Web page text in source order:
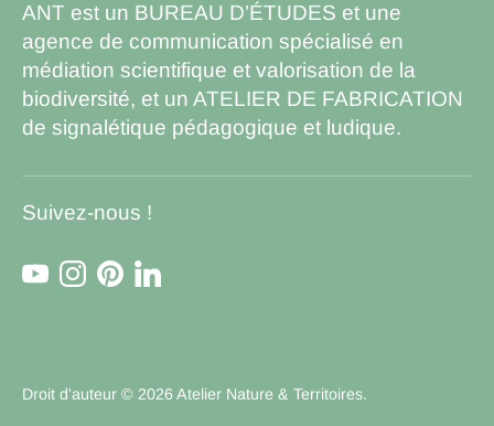
ANT est un BUREAU D’ÉTUDES et une
agence de communication spécialisé en
médiation scientifique et valorisation de la
biodiversité, et un ATELIER DE FABRICATION
de signalétique pédagogique et ludique.
Suivez-nous !
Droit d'auteur © 2026Atelier Nature & Territoires.